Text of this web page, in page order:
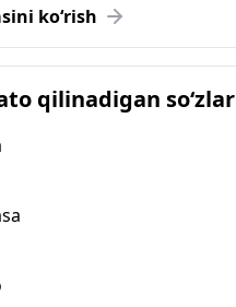
ko‘rish
qilinadigan so‘zlar